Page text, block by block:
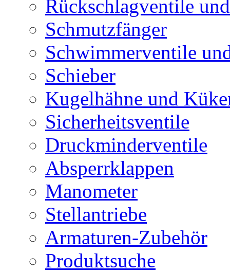
Rückschlagventile
Schmutzfänger
Schwimmerventile
Schieber
Kugelhähne und
Sicherheitsventile
Druckminderventile
Absperrklappen
Manometer
Stellantriebe
Armaturen-Zubehör
Produktsuche